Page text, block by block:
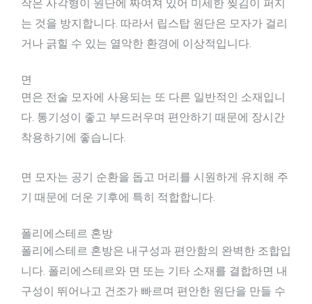
작은 사각형이 원단에 짜여져 있어 미세한 찢김이 퍼지
는 것을 방지합니다. 따라서 립스탑 원단은 모자가 걸리
거나 긁힐 수 있는 열악한 환경에 이상적입니다.
면
면은 전술 모자에 사용되는 또 다른 일반적인 소재입니
다. 통기성이 좋고 부드러우며 편안하기 때문에 장시간
착용하기에 좋습니다.
면 모자는 공기 순환을 돕고 머리를 시원하게 유지해 주
기 때문에 더운 기후에 특히 적합합니다.
폴리에스테르 혼방
폴리에스테르 혼방은 내구성과 편안함의 완벽한 조합입
니다. 폴리에스테르와 면 또는 기타 소재를 결합하면 내
구성이 뛰어나고 건조가 빠르며 편안한 원단을 만들 수